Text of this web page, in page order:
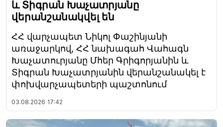
և Տիգրան Խաչատրյանը
վերանշանակվել են
ՀՀ վարչապետ Նիկոլ Փաշինյանի
առաջարկով, ՀՀ նախագահ Վահագն
Խաչատուրյանը Մհեր Գրիգորյանին և
Տիգրան Խաչատրյանին վերանշանակել է
փոխվարչապետերի պաշտոնում
03.08.2026 17:42